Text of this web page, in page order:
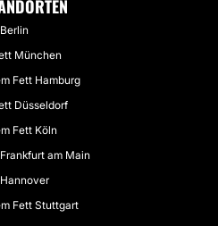
München
Fett Hamburg
Düsseldorf
Fett Köln
am Main
Fett Stuttgart